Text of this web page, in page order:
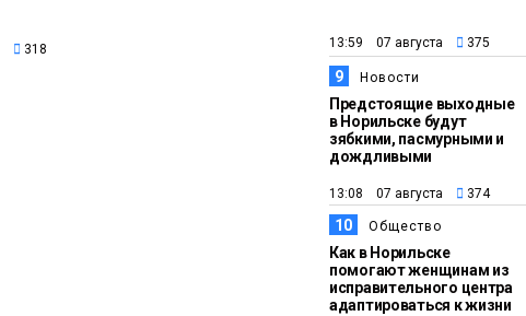
318 13:59 07 августа 375
9 Новости
Предстоящие выходные
в Норильске будут
зябкими, пасмурными и
дождливыми
13:08 07 августа 374
10 Общество
Как в Норильске
помогают женщинам из
исправительного центра
адаптироваться к жизни